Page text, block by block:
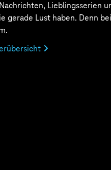
& Filmen, dem Besten von
sowie Live-Sport, Konzert-
Alles inklusive. Bei
ist das + immer dabei.